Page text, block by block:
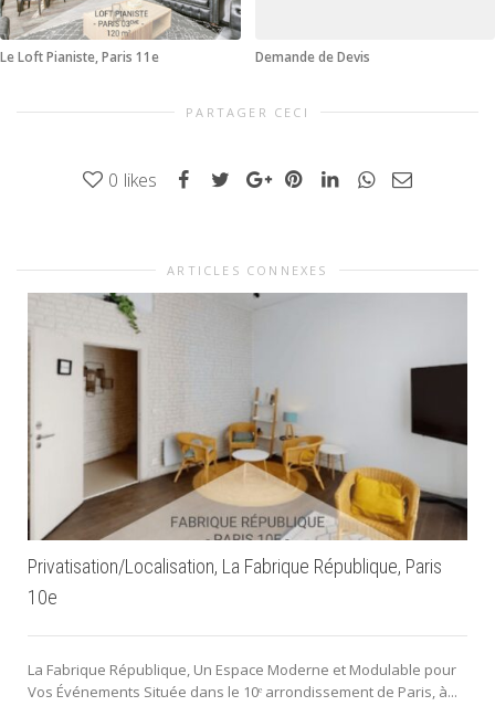
Le Loft Pianiste, Paris 11e Demande de Devis
PARTAGER CECI
0 likes
ARTICLES CONNEXES
Privatisation/Localisation, La Fabrique République, Paris
10e
La Fabrique République, Un Espace Moderne et Modulable pour
Vos Événements Située dans le 10ᵉ arrondissement de Paris, à...